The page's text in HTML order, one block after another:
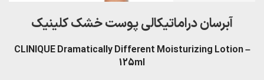
آبرسان دراماتیکالی پوست خشک کلینیک
CLINIQUE Dramatically Different Moisturizing Lotion –
125ml